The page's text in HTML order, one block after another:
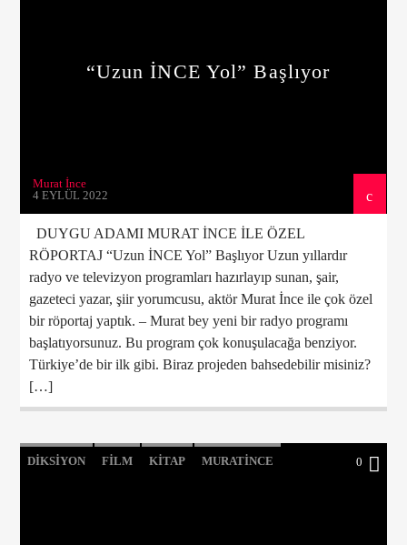
Yayındaki Program
Canlı Yayın
“Uzun İNCE Yol” Başlıyor
Murat İnce
4 EYLÜL 2022
DUYGU ADAMI MURAT İNCE İLE ÖZEL
RÖPORTAJ “Uzun İNCE Yol” Başlıyor Uzun yıllardır
radyo ve televizyon programları hazırlayıp sunan, şair,
gazeteci yazar, şiir yorumcusu, aktör Murat İnce ile çok özel
bir röportaj yaptık. – Murat bey yeni bir radyo programı
başlatıyorsunuz. Bu program çok konuşulacağa benziyor.
Türkiye’de bir ilk gibi. Biraz projeden bahsedebilir misiniz?
[…]
DIKSIYON FILM KITAP MURATINCE 0